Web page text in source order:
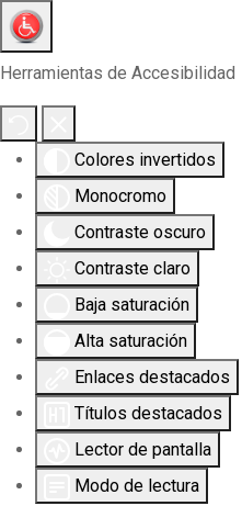
Herramientas de Accesibilidad
Colores invertidos
Monocromo
Contraste oscuro
Contraste claro
Baja saturación
Alta saturación
Enlaces destacados
Títulos destacados
Lector de pantalla
Modo de lectura